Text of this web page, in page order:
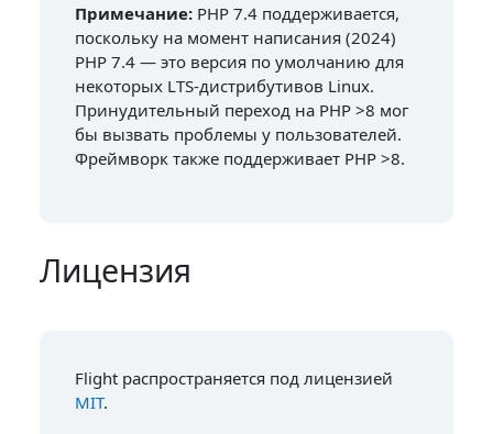
Примечание: PHP 7.4 поддерживается,
поскольку на момент написания (2024)
PHP 7.4 — это версия по умолчанию для
некоторых LTS-дистрибутивов Linux.
Принудительный переход на PHP >8 мог
бы вызвать проблемы у пользователей.
Фреймворк также поддерживает PHP >8.
Лицензия
Flight распространяется под лицензией
MIT.